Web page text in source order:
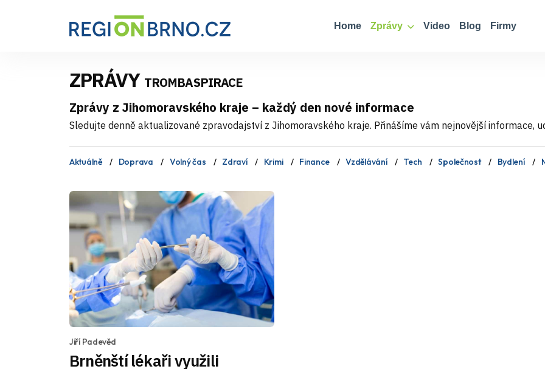
Home Zprávy Video Blog Firmy
ZPRÁVY TROMBASPIRACE
Zprávy z Jihomoravského kraje – každý den nové informace
Sledujte denně aktualizované zpravodajství z Jihomoravského kraje. Přinášíme vám nejnovější informace,
Aktuálně Doprava Volný čas Zdraví Krimi Finance Vzdělávání Tech Společnost Bydlení
Jiří Padevěd
Brněnští lékaři využili